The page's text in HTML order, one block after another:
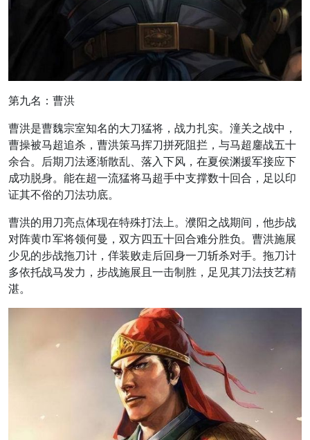
第九名：曹洪
曹洪是曹魏宗室知名的大刀猛将，战力扎实。潼关之战中，
曹操被马超追杀，曹洪策马挥刀拼死阻拦，与马超鏖战五十
余合。后期刀法逐渐散乱、落入下风，在夏侯渊援军接应下
成功脱身。能在超一流猛将马超手中支撑数十回合，足以印
证其不俗的刀法功底。
曹洪的用刀亮点体现在特殊打法上。濮阳之战期间，他步战
对阵黄巾军将领何曼，双方四五十回合难分胜负。曹洪施展
少见的步战拖刀计，佯装败走后回身一刀斩杀对手。拖刀计
多依托战马发力，步战施展且一击制胜，足见其刀法技艺精
湛。